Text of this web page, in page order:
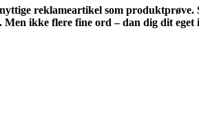
reklameartikel som
Men ikke flere fine ord – dan dig dit